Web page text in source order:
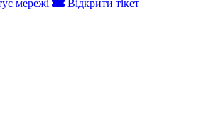
мережі Відкрити тікет